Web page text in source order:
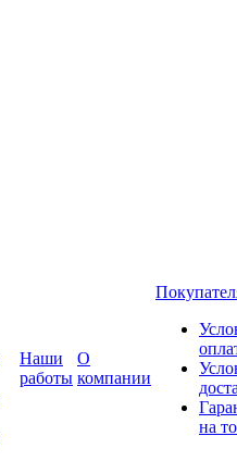
Наши
работы
О
компании
на